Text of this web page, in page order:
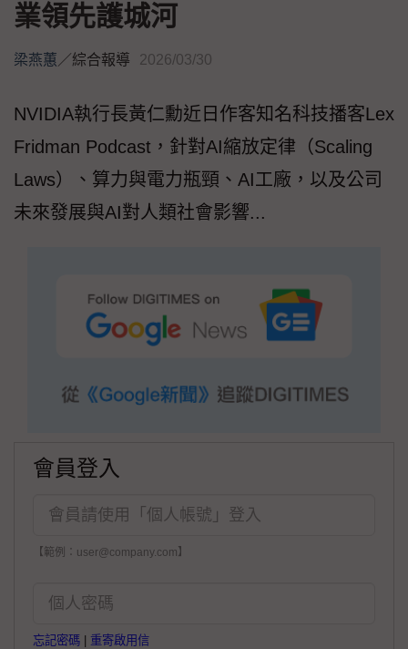
業領先護城河
梁燕蕙／綜合報導 2026/03/30
NVIDIA執行長黃仁勳近日作客知名科技播客Lex
Fridman Podcast，針對AI縮放定律（Scaling
Laws）、算力與電力瓶頸、AI工廠，以及公司
未來發展與AI對人類社會影響...
會員登入
【範例：user@company.com】
忘記密碼 重寄啟用信